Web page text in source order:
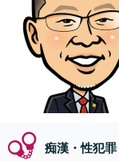
痴漢・性犯罪